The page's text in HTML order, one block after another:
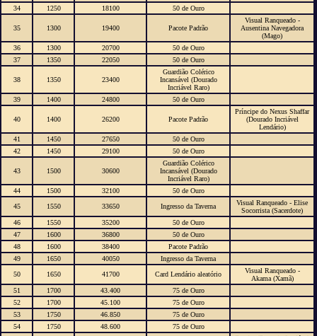
34 1250 18100 50 de Ouro
35 1300 19400 Pacote Padrão
Visual Ranqueado -
Ausentina Navegadora
(Mago)
36
1300 20700
50 de Ouro
37
1350 22050 50 de Ouro
38 1350 23400
Guardião Colérico
Incansável (Dourado
Incriável Raro)
39
1400 24800 50 de Ouro
40 1400 26200 Pacote Padrão
Príncipe do Nexus Shaffar
(Dourado Incriável
Lendário)
41
1450 27650
50 de Ouro
42
1450 29100 50 de Ouro
43 1500 30600
Guardião Colérico
Incansável (Dourado
Incriável Raro)
44
1500 32100
50 de Ouro
45
1550 33650 Ingresso da Taverna
Visual Ranqueado - Elise
Socorrista (Sacerdote)
46
1550 35200
50 de Ouro
47
1600 36800
50 de Ouro
48
1600 38400
Pacote Padrão
49
1650 40050
Ingresso da Taverna
50
1650 41700 Card Lendário aleatório
Visual Ranqueado -
Akama (Xamã)
51
1700 43.400
75 de Ouro
52
1700 45.100
75 de Ouro
53
1750 46.850
75 de Ouro
54
1750 48.600
75 de Ouro